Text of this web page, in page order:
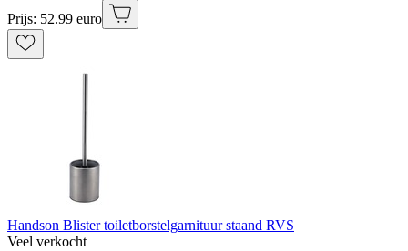
Prijs: 52.99 euro
Handson Blister toiletborstelgarnituur staand RVS
Veel verkocht